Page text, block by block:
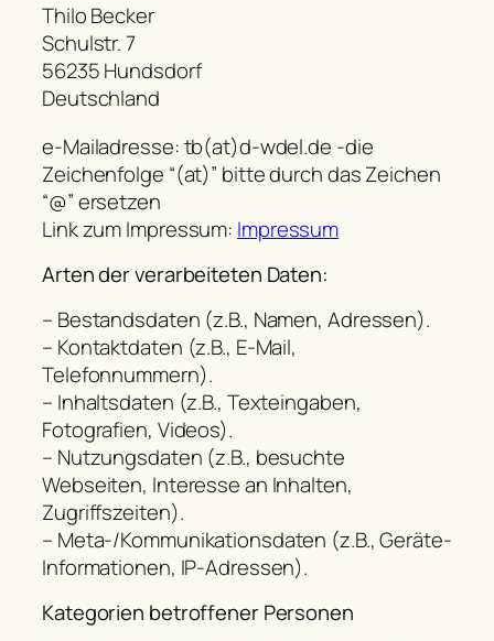
Thilo Becker
Schulstr. 7
56235 Hundsdorf
Deutschland
e-Mailadresse: tb(at)d-wdel.de -die
Zeichenfolge “(at)” bitte durch das Zeichen
“@” ersetzen
Link zum Impressum: Impressum
Arten der verarbeiteten Daten:
– Bestandsdaten (z.B., Namen, Adressen).
– Kontaktdaten (z.B., E-Mail,
Telefonnummern).
– Inhaltsdaten (z.B., Texteingaben,
Fotografien, Videos).
– Nutzungsdaten (z.B., besuchte
Webseiten, Interesse an Inhalten,
Zugriffszeiten).
– Meta-/Kommunikationsdaten (z.B., Geräte-
Informationen, IP-Adressen).
Kategorien betroffener Personen